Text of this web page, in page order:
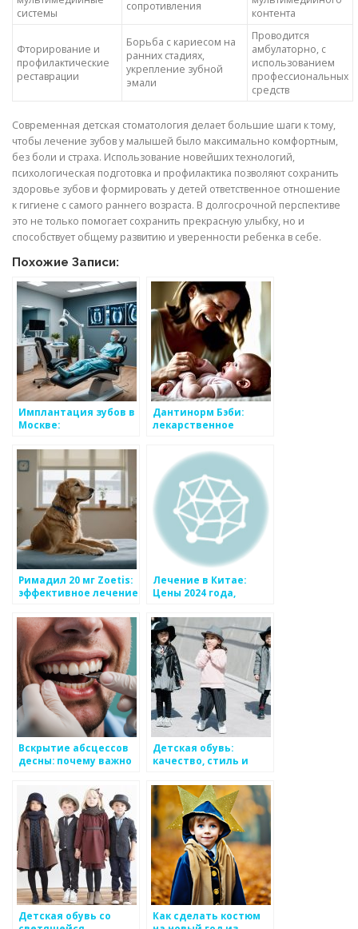
системы
сопротивления
контента
Фторирование и
профилактические
реставрации
Борьба с кариесом на
ранних стадиях,
укрепление зубной
эмали
Проводится
амбулаторно, с
использованием
профессиональных
средств
Современная детская стоматология делает большие шаги к тому,
чтобы лечение зубов у малышей было максимально комфортным,
без боли и страха. Использование новейших технологий,
психологическая подготовка и профилактика позволяют сохранить
здоровье зубов и формировать у детей ответственное отношение
к гигиене с самого раннего возраста. В долгосрочной перспективе
это не только помогает сохранить прекрасную улыбку, но и
способствует общему развитию и уверенности ребенка в себе.
Похожие Записи:
Имплантация зубов в
Москве:
подход от
стоматологии
ЭспаДент
Дантинорм Бэби:
лекарственное
облегчающее
симптомы при
прорезывании зубов
Римадил 20 мг Zoetis:
эффективное лечение
болей у животных
Лечение в Китае:
Цены 2024 года,
государственные
госпитали
Вскрытие абсцессов
десны: почему важно
обращаться к
стоматологу
Детская обувь:
качество, стиль и
Детская обувь со
Как сделать костюм